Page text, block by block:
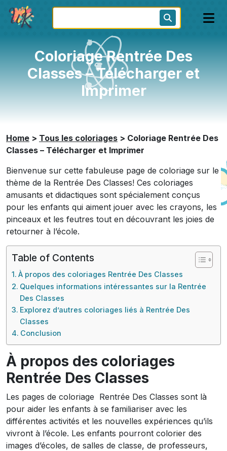
Coloriage Rentrée Des
Classes – Télécharger et
Imprimer
Home > Tous les coloriages > Coloriage Rentrée Des
Classes – Télécharger et Imprimer
Bienvenue sur cette fabuleuse page de coloriage sur le
thème de la Rentrée Des Classes! Ces coloriages
amusants et didactiques sont spécialement conçus
pour les enfants qui aiment jouer avec les crayons, les
pinceaux et les feutres tout en découvrant les joies de
retourner à l’école.
Table of Contents
À propos des coloriages Rentrée Des Classes
Quelques informations intéressantes sur la Rentrée
Des Classes
Explorez d’autres coloriages liés à Rentrée Des
Classes
Conclusion
À propos des coloriages
Rentrée Des Classes
Les pages de coloriage Rentrée Des Classes sont là
pour aider les enfants à se familiariser avec les
différentes activités et les nouvelles expériences qu’ils
vivront à l’école. Les enfants pourront colorier des
images d’écoles, de salles de classe, de professeurs,